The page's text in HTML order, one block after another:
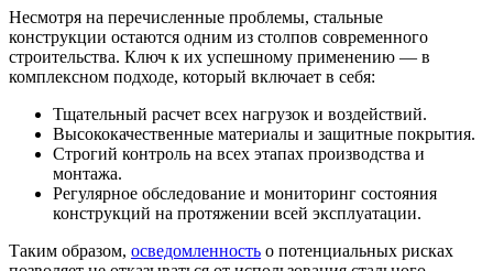
Несмотря на перечисленные проблемы, стальные
конструкции остаются одним из столпов современного
строительства. Ключ к их успешному применению — в
комплексном подходе, который включает в себя:
Тщательный расчет всех нагрузок и воздействий.
Высококачественные материалы и защитные покрытия.
Строгий контроль на всех этапах производства и
монтажа.
Регулярное обследование и мониторинг состояния
конструкций на протяжении всей эксплуатации.
Таким образом, осведомленность о потенциальных рисках